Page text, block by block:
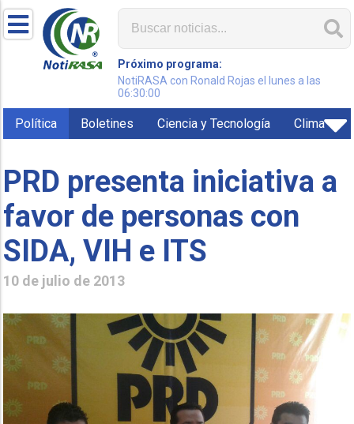
Próximo programa:
NotiRASA con Ronald Rojas el lunes a las
06:30:00
Política Boletines Ciencia y Tecnología Clima
PRD presenta iniciativa a
favor de personas con
10 de julio de 2013